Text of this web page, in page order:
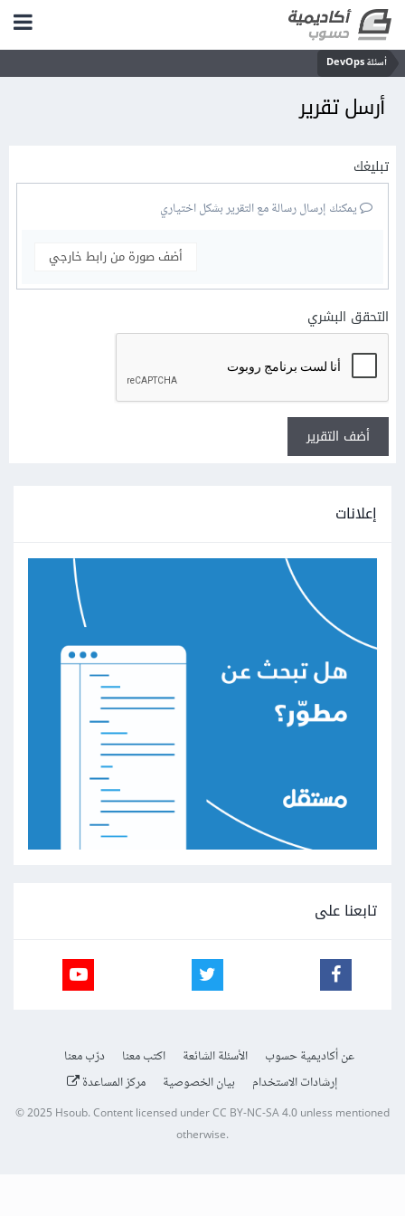
أسئلة DevOps
أرسل تقرير
تبليغك
يمكنك إرسال رسالة مع التقرير بشكل اختياري
أضف صورة من رابط خارجي
التحقق البشري
أضف التقرير
إعلانات
تابعنا على
عن أكاديمية حسوب الأسئلة الشائعة اكتب معنا
درّب معنا
إرشادات الاستخدام
بيان الخصوصية مركز المساعدة
© 2025 Hsoub.Content licensed underCC BY-NC-SA 4.0unless mentioned
otherwise.